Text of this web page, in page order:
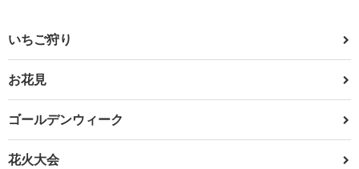
いちご狩り
お花見
ゴールデンウィーク
花火大会